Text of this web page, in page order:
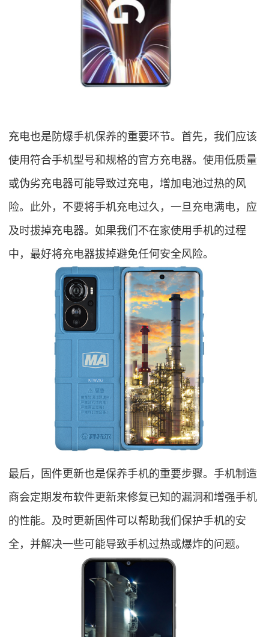
充电也是防爆手机保养的重要环节。首先，我们应该
使用符合手机型号和规格的官方充电器。使用低质量
或伪劣充电器可能导致过充电，增加电池过热的风
险。此外，不要将手机充电过久，一旦充电满电，应
及时拔掉充电器。如果我们不在家使用手机的过程
中，最好将充电器拔掉避免任何安全风险。
最后，固件更新也是保养手机的重要步骤。手机制造
商会定期发布软件更新来修复已知的漏洞和增强手机
的性能。及时更新固件可以帮助我们保护手机的安
全，并解决一些可能导致手机过热或爆炸的问题。